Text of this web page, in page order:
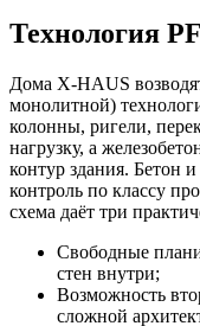
Технология
Дома X-HAUS
монолитной)
колонны, ригели,
нагрузку, а
контур здания. Бетон
контроль по классу
схема даёт три
Свободные
стен внутри;
Возможность
сложной